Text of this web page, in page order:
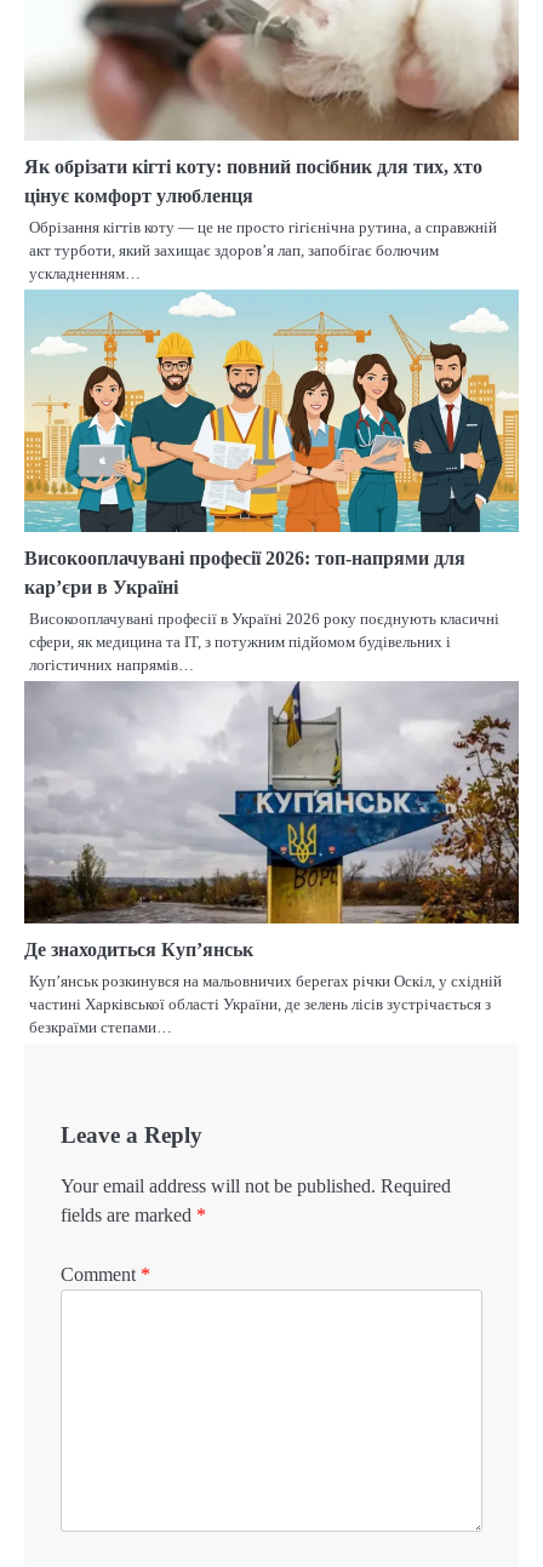
Як обрізати кігті коту: повний посібник для тих, хто
цінує комфорт улюбленця
Обрізання кігтів коту — це не просто гігієнічна рутина, а справжній
акт турботи, який захищає здоров’я лап, запобігає болючим
ускладненням…
Високооплачувані професії 2026: топ-напрями для
кар’єри в Україні
Високооплачувані професії в Україні 2026 року поєднують класичні
сфери, як медицина та IT, з потужним підйомом будівельних і
логістичних напрямів…
Де знаходиться Куп’янськ
Куп’янськ розкинувся на мальовничих берегах річки Оскіл, у східній
частині Харківської області України, де зелень лісів зустрічається з
безкраїми степами…
Leave a Reply
Your email address will not be published. Required
fields are marked *
Comment *